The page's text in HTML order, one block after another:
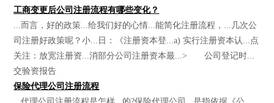
工商变更后公司注册流程有哪些变化？
...而言，好的政策...给我们好的心情...能简化注册流程，...几次公
司注册好政策呢？小...日：《注册资本登...a) 实行注册资本认...点
关注：放宽注册资...消部分公司注册资本最...> 公司登记时...
交验资报告
保险代理公司注册流程